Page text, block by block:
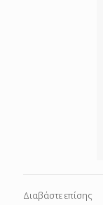
Διαβάστε επίσης